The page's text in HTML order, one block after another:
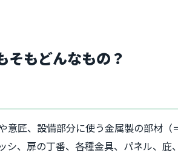
そもどんなもの？
意匠、設備部分に使う金属製の部材
シ、扉の丁番、各種金具、パネル、庇